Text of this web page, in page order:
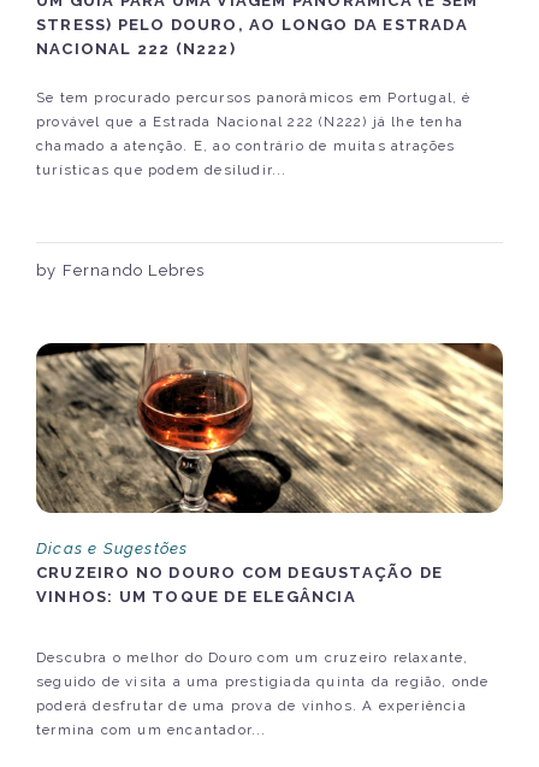
STRESS) PELO DOURO, AO LONGO DA ESTRADA
NACIONAL 222 (N222)
Se tem procurado percursos panorâmicos em Portugal, é
provável que a Estrada Nacional 222 (N222) já lhe tenha
chamado a atenção. E, ao contrário de muitas atrações
turísticas que podem desiludir...
by Fernando Lebres
Dicas e Sugestões
CRUZEIRO NO DOURO COM DEGUSTAÇÃO DE
VINHOS: UM TOQUE DE ELEGÂNCIA
Descubra o melhor do Douro com um cruzeiro relaxante,
seguido de visita a uma prestigiada quinta da região, onde
poderá desfrutar de uma prova de vinhos. A experiência
termina com um encantador...